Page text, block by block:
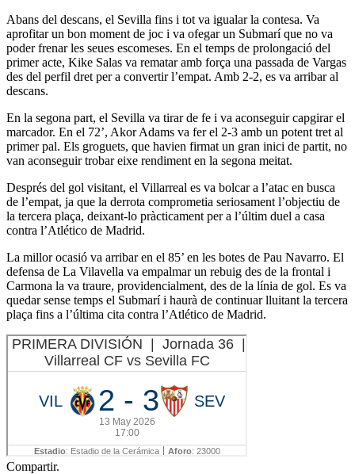
Abans del descans, el Sevilla fins i tot va igualar la contesa. Va
aprofitar un bon moment de joc i va ofegar un Submarí que no va
poder frenar les seues escomeses. En el temps de prolongació del
primer acte, Kike Salas va rematar amb força una passada de Vargas
des del perfil dret per a convertir l’empat. Amb 2-2, es va arribar al
descans.
En la segona part, el Sevilla va tirar de fe i va aconseguir capgirar el
marcador. En el 72’, Akor Adams va fer el 2-3 amb un potent tret al
primer pal. Els groguets, que havien firmat un gran inici de partit, no
van aconseguir trobar eixe rendiment en la segona meitat.
Després del gol visitant, el Villarreal es va bolcar a l’atac en busca
de l’empat, ja que la derrota comprometia seriosament l’objectiu de
la tercera plaça, deixant-lo pràcticament per a l’últim duel a casa
contra l’Atlético de Madrid.
La millor ocasió va arribar en el 85’ en les botes de Pau Navarro. El
defensa de La Vilavella va empalmar un rebuig des de la frontal i
Carmona la va traure, providencialment, des de la línia de gol. Es va
quedar sense temps el Submarí i haurà de continuar lluitant la tercera
plaça fins a l’última cita contra l’Atlético de Madrid.
Compartir.